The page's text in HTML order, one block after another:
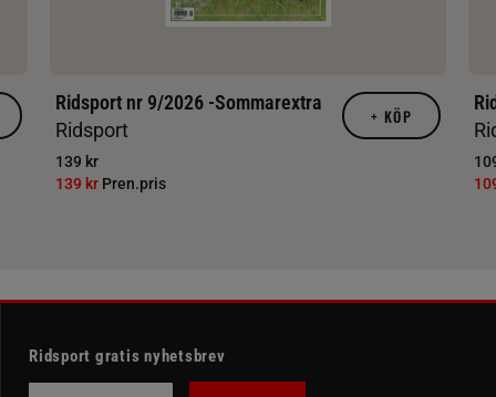
Ridsport nr 9/2026 -Sommarextra
Ridsport
139 kr
139 kr Pren.pris
+ KÖP
Ridsport gratis nyhetsbrev